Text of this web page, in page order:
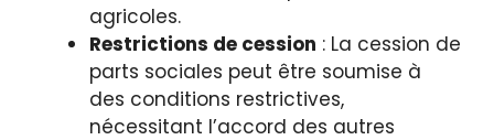
agricoles.
Restrictions de cession : La cession de
parts sociales peut être soumise à
des conditions restrictives,
nécessitant l’accord des autres